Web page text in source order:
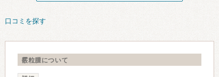
口コミを探す
霰粒腫について